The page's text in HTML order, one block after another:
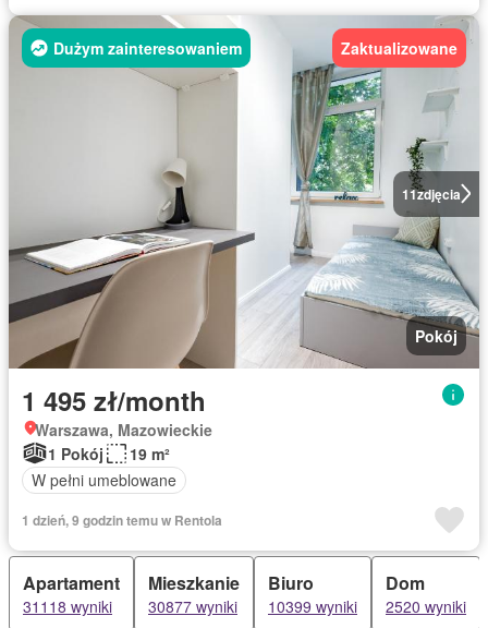
11zdjęcia
Dużym zainteresowaniem Zaktualizowane
Pokój
1 495 zł/month
Warszawa, Mazowieckie
1 Pokój
19 m²
W pełni umeblowane
1 dzień, 9 godzin temu w Rentola
Apartament
31118 wyniki
Mieszkanie
30877 wyniki
Biuro
10399 wyniki
Dom
2520 wyniki